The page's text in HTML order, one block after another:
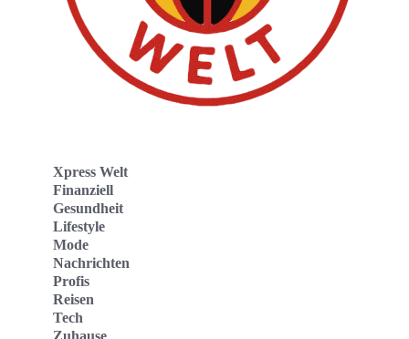
Xpress Welt
Finanziell
Gesundheit
Lifestyle
Mode
Nachrichten
Profis
Reisen
Tech
Zuhause